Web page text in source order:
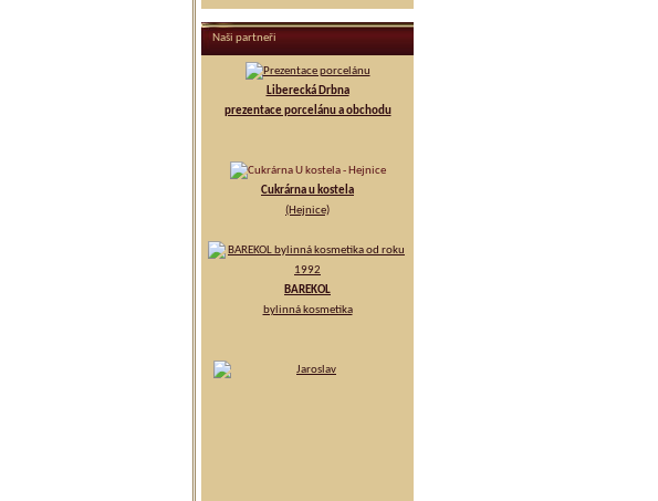
Naši partneři
Liberecká Drbna
prezentace porcelánu a obchodu
Cukrárna u kostela
(Hejnice)
BAREKOL
bylinná kosmetika